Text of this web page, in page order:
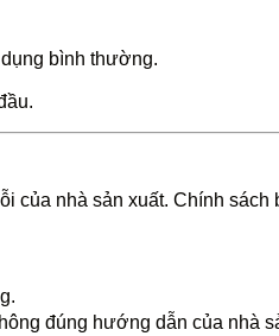
bình thường.
của nhà sản xuất. Chính sách
đúng hướng dẫn của nhà